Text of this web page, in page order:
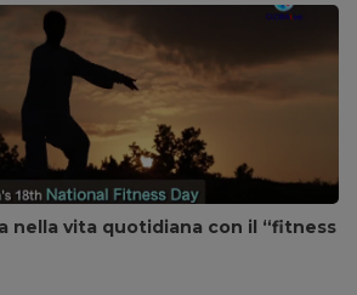
nella vita quotidiana con il “fitness